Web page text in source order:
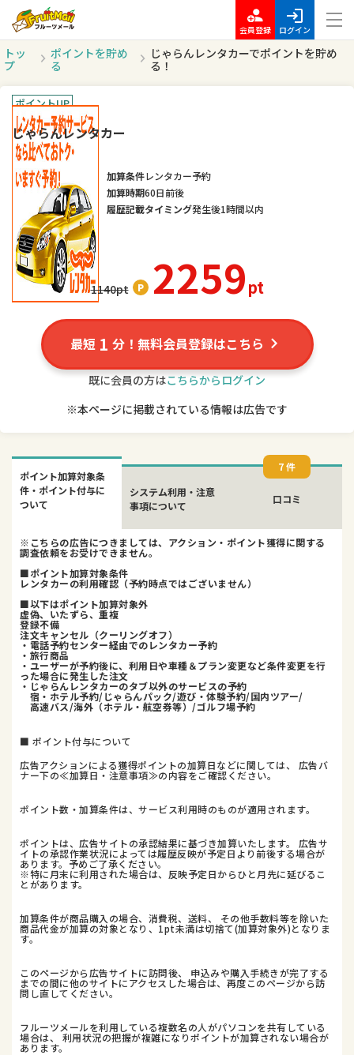
会員登録 ログイン
トッ
プ
ポイントを貯め
る
じゃらんレンタカーでポイントを貯め
る！
ポイントUP
じゃらんレンタカー
1140pt 2259pt
加算条件レンタカー予約
加算時期60日前後
履歴記載タイミング発生後1時間以内
最短 1 分！無料会員登録はこちら
既に会員の方はこちらからログイン
※本ページに掲載されている情報は広告です
ポイント加算対象条
件・ポイント付与に
ついて
システム利用・注意
事項について
口コミ
7 件
※こちらの広告につきましては、アクション・ポイント獲得に関する
調査依頼をお受けできません。
■ポイント加算対象条件
レンタカーの利用確認（予約時点ではございません）
■以下はポイント加算対象外
虚偽、いたずら、重複
登録不備
注文キャンセル（クーリングオフ）
・電話予約センター経由でのレンタカー予約
・旅行商品
・ユーザーが予約後に、利用日や車種＆プラン変更など条件変更を行
った場合に発生した注文
・じゃらんレンタカーのタブ以外のサービスの予約
宿・ホテル予約/じゃらんパック/遊び・体験予約/国内ツアー/
高速バス/海外（ホテル・航空券等）/ゴルフ場予約
■ ポイント付与について
広告アクションによる獲得ポイントの加算日などに関しては、 広告バ
ナー下の≪加算日・注意事項≫の内容をご確認ください。
ポイント数・加算条件は、サービス利用時のものが適用されます。
ポイントは、広告サイトの承認結果に基づき加算いたします。 広告サ
イトの承認作業状況によっては履歴反映が予定日より前後する場合が
あります。予めご了承ください。
※特に月末に利用された場合は、反映予定日からひと月先に延びるこ
とがあります。
加算条件が商品購入の場合、消費税、送料、 その他手数料等を除いた
商品代金が加算の対象となり、1pt未満は切捨て(加算対象外)となりま
す。
このページから広告サイトに訪問後、 申込みや購入手続きが完了する
までの間に他のサイトにアクセスした場合は、再度このページから訪
問し直してください。
フルーツメールを利用している複数名の人がパソコンを共有している
場合は、 利用状況の把握が複雑になりポイントが加算されない場合が
あります。